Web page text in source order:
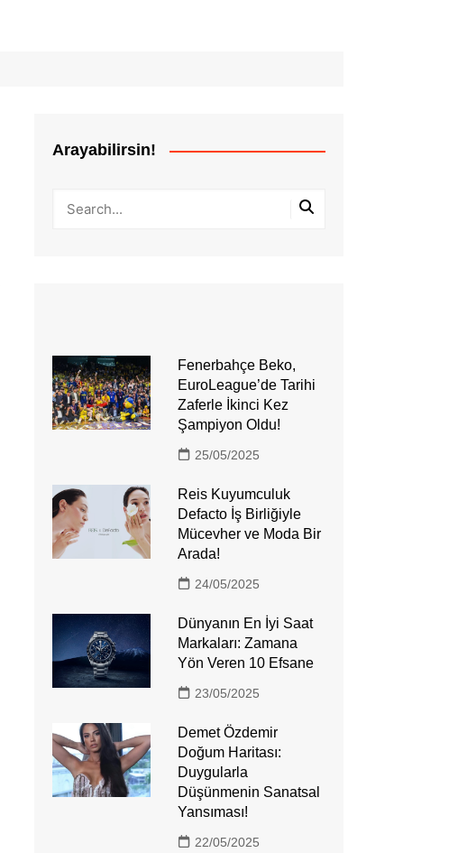
Arayabilirsin!
Fenerbahçe Beko,
EuroLeague’de Tarihi
Zaferle İkinci Kez
Şampiyon Oldu!
25/05/2025
Reis Kuyumculuk
Defacto İş Birliğiyle
Mücevher ve Moda Bir
Arada!
24/05/2025
Dünyanın En İyi Saat
Markaları: Zamana
Yön Veren 10 Efsane
23/05/2025
Demet Özdemir
Doğum Haritası:
Duygularla
Düşünmenin Sanatsal
Yansıması!
22/05/2025